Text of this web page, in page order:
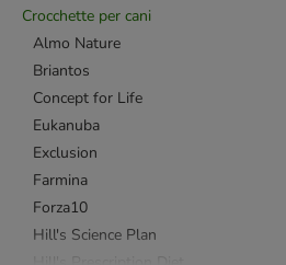
Crocchette per cani
Almo Nature
Briantos
Concept for Life
Eukanuba
Exclusion
Farmina
Forza10
Hill's Science Plan